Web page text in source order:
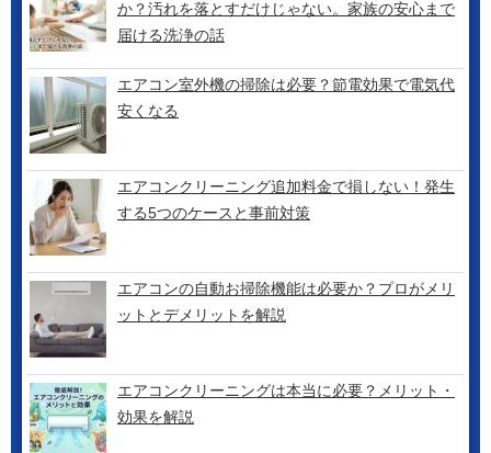
か？汚れを落とすだけじゃない。家族の安心まで
届ける洗浄の話
エアコン室外機の掃除は必要？節電効果で電気代
安くなる
エアコンクリーニング追加料金で損しない！発生
する5つのケースと事前対策
エアコンの自動お掃除機能は必要か？プロがメリ
ットとデメリットを解説
エアコンクリーニングは本当に必要？メリット・
効果を解説